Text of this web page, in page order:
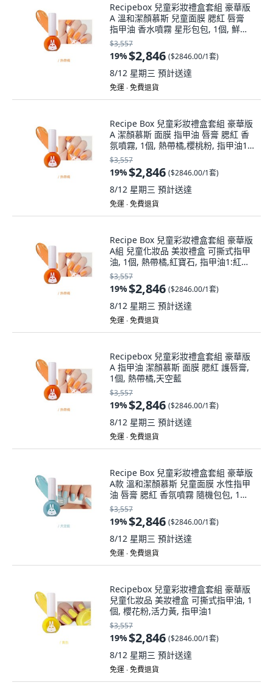
Recipebox 兒童彩妝禮盒套組 豪華版
A 溫和潔顏慕斯 兒童面膜 腮紅 唇膏
指甲油 香水噴霧 星形包包, 1個, 鮮綠
色,熱帶橘, 指甲油1:熱帶橘
$3,557
19%$2,846 ($2846.00/1套)
8/12 星期三 預計送達
免運 ∙ 免費退貨
Recipe Box 兒童彩妝禮盒套組 豪華版
A 潔顏慕斯 面膜 指甲油 唇膏 腮紅 香
氛噴霧, 1個, 熱帶橘,櫻桃粉, 指甲油1:
櫻桃粉
$3,557
19%$2,846 ($2846.00/1套)
8/12 星期三 預計送達
免運 ∙ 免費退貨
Recipe Box 兒童彩妝禮盒套組 豪華版
A組 兒童化妝品 美妝禮盒 可撕式指甲
油, 1個, 熱帶橘,紅寶石, 指甲油1:紅寶
石
$3,557
19%$2,846 ($2846.00/1套)
8/12 星期三 預計送達
免運 ∙ 免費退貨
Recipebox 兒童彩妝禮盒套組 豪華版
A 指甲油 潔顏慕斯 面膜 腮紅 護唇膏,
1個, 熱帶橘,天空藍
$3,557
19%$2,846 ($2846.00/1套)
8/12 星期三 預計送達
免運 ∙ 免費退貨
Recipe Box 兒童彩妝禮盒套組 豪華版
A款 溫和潔顏慕斯 兒童面膜 水性指甲
油 唇膏 腮紅 香氛噴霧 隨機包包, 1個,
天空藍,天空藍, 指甲油1
$3,557
19%$2,846 ($2846.00/1套)
8/12 星期三 預計送達
免運 ∙ 免費退貨
Recipebox 兒童彩妝禮盒套組 豪華版
兒童化妝品 美妝禮盒 可撕式指甲油, 1
個, 櫻花粉,活力黃, 指甲油1
$3,557
19%$2,846 ($2846.00/1套)
8/12 星期三 預計送達
免運 ∙ 免費退貨